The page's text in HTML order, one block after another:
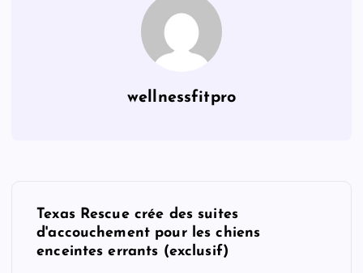
wellnessfitpro
Texas Rescue crée des suites
d'accouchement pour les chiens
enceintes errants (exclusif)